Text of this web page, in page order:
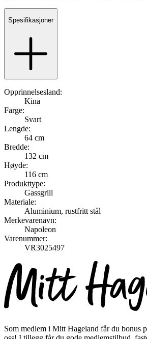
Spesifikasjoner
Opprinnelsesland:
Kina
Farge:
Svart
Lengde:
64 cm
Bredde:
132 cm
Høyde:
116 cm
Produkttype:
Gassgrill
Materiale:
Aluminium, rustfritt stål
Merkevarenavn:
Napoleon
Varenummer:
VR3025497
Som medlem i Mitt Hageland får du bonus